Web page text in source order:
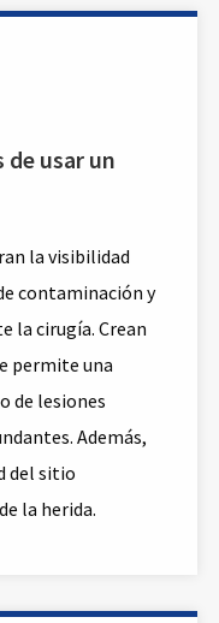
de usar un
la visibilidad
contaminación y
la cirugía. Crean
permite una
de lesiones
Además,
del sitio
la herida.